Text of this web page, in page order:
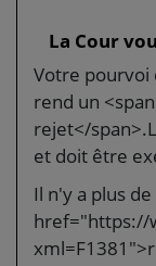
La Cour
Votre pourvoi
rend un
rejet</
et doit être
Il n'y a plus
href="https://